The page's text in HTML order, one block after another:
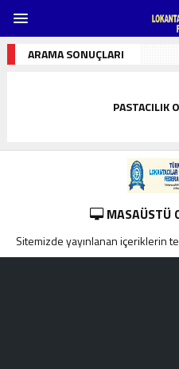
ARAMA SONUÇLARI
PASTACILIK
MASAÜSTÜ
Sitemizde yayınlanan içeriklerin